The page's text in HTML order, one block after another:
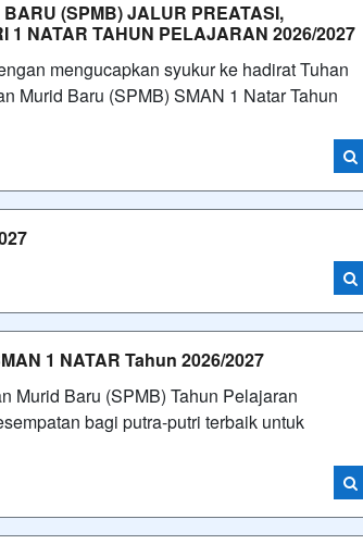
(SPMB) JALUR PREATASI,
1 NATAR TAHUN PELAJARAN 2026/2027
mengucapkan syukur ke hadirat Tuhan
Murid Baru (SPMB) SMAN 1 Natar Tahun
1 NATAR Tahun 2026/2027
Murid Baru (SPMB) Tahun Pelajaran
bagi putra-putri terbaik untuk